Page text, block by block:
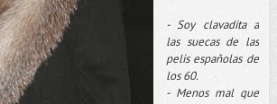
- Soy clavadita a
las suecas de las
pelis españolas de
los 60.
- Menos mal que